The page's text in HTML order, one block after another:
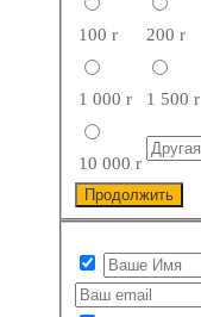
100r 200r
1 000r 1 500r
10 000r
Продолжить